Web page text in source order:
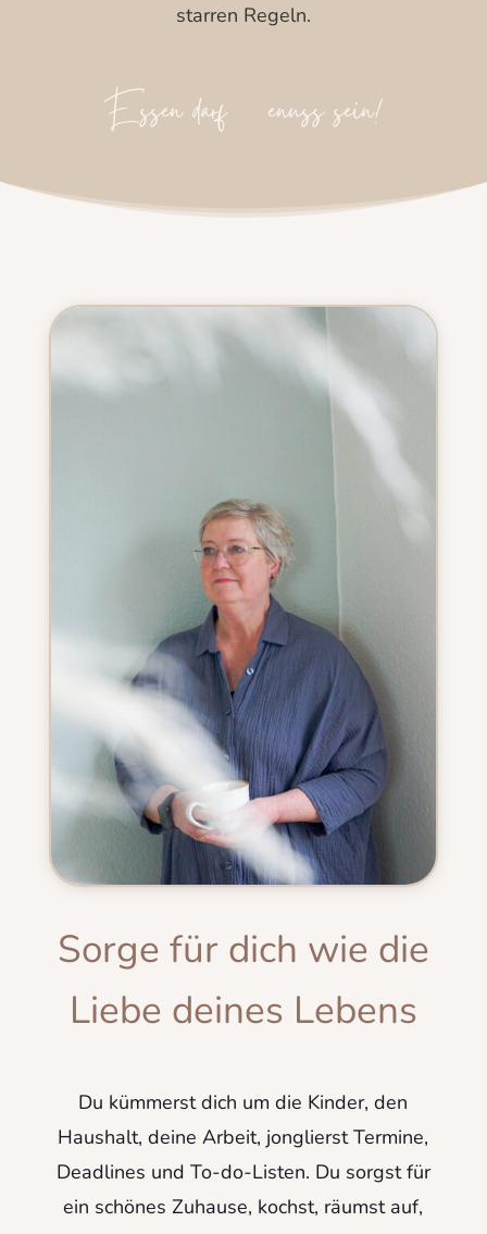
starren Regeln.
Essen darf Genuss sein!
Sorge für dich wie die
Liebe deines Lebens
Du kümmerst dich um die Kinder, den
Haushalt, deine Arbeit, jonglierst Termine,
Deadlines und To-do-Listen. Du sorgst für
ein schönes Zuhause, kochst, räumst auf,